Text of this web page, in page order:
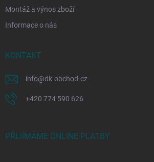
Montáž a výnos zboží
Informace o nás
KONTAKT
info@dk-obchod.cz
+420 774 590 626
PŘIJÍMÁME ONLINE PLATBY